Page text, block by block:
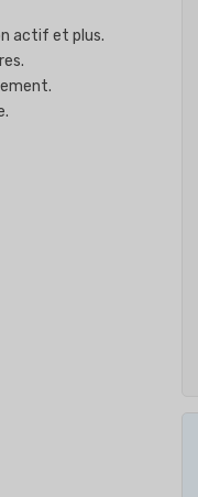
actif et plus.